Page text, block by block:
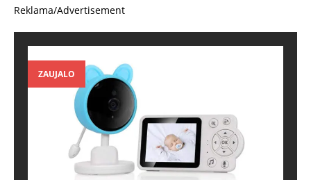
Reklama/Advertisement
ZAUJALO